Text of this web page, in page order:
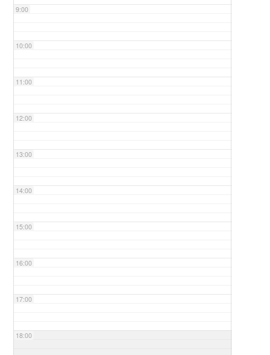
9:00
10:00
11:00
12:00
13:00
14:00
15:00
16:00
17:00
18:00